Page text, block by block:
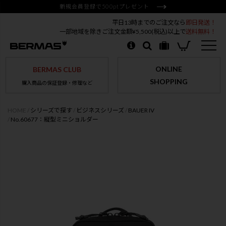
新規会員登録で500ptプレゼント
平日13時までのご注文なら 即日発送！
一部地域を除きご注文金額¥5,500(税込)以上で送料無料！
BERMAS CLUB
購入商品の保証登録・修理など
ONLINE
SHOPPING
シリーズで探す ビジネスシリーズ
BAUER IV
No.60677：縦型ミニショルダー